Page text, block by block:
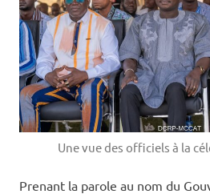
Une vue des officiels à la
‎Prenant la parole au nom du